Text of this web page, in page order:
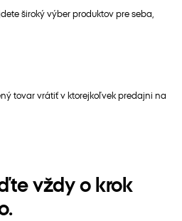
široký výber produktov pre seba,
tovar vrátiť v ktorejkoľvek predajni na
vždy o krok